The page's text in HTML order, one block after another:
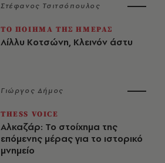
Στέφανος Τσιτσόπουλος
ΤΟ ΠΟΙΗΜΑ ΤΗΣ ΗΜΕΡΑΣ
Λίλλυ Κοτσώνη, Κλεινόν άστυ
Γιώργος Δήμος
THESS VOICE
Αλκαζάρ: Το στοίχημα της
επόμενης μέρας για το ιστορικό
μνημείο